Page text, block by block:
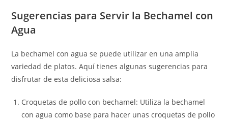
Sugerencias para Servir la Bechamel con
Agua
La bechamel con agua se puede utilizar en una amplia
variedad de platos. Aquí tienes algunas sugerencias para
disfrutar de esta deliciosa salsa:
Croquetas de pollo con bechamel: Utiliza la bechamel
con agua como base para hacer unas croquetas de pollo